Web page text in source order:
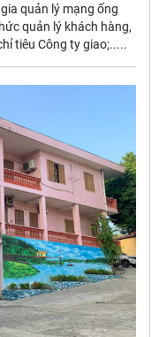
quản lý mạng ống
quản lý khách hàng,
tiêu Công ty giao;.....